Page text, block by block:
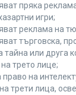
пряка
игри;
реклама на
търговска,
тайна или друга
трето лице;
право на
трети лица,